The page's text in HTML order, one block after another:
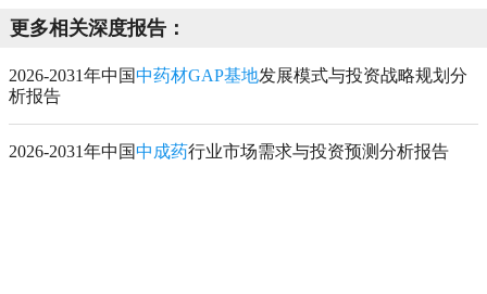
更多相关深度报告：
2026-2031年中国中药材GAP基地发展模式与投资战略规划分
析报告
2026-2031年中国中成药行业市场需求与投资预测分析报告